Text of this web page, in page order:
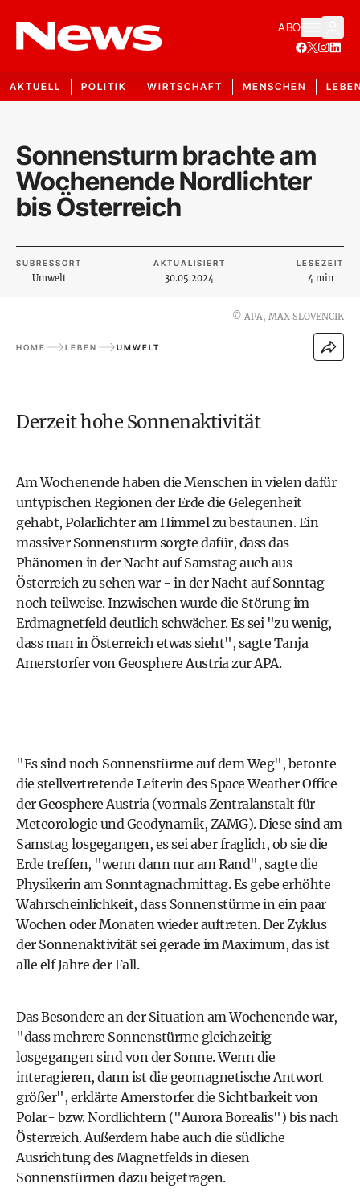
ABO
AKTUELL POLITIK WIRTSCHAFT MENSCHEN
Sonnensturm brachte am
Wochenende Nordlichter
bis Österreich
SUBRESSORT
Umwelt
AKTUALISIERT
30.05.2024
LESEZEIT
4 min
© APA, MAX SLOVENCIK
HOME LEBEN UMWELT
Derzeit hohe Sonnenaktivität
Am Wochenende haben die Menschen in vielen dafür
untypischen Regionen der Erde die Gelegenheit
gehabt, Polarlichter am Himmel zu bestaunen. Ein
massiver Sonnensturm sorgte dafür, dass das
Phänomen in der Nacht auf Samstag auch aus
Österreich zu sehen war - in der Nacht auf Sonntag
noch teilweise. Inzwischen wurde die Störung im
Erdmagnetfeld deutlich schwächer. Es sei "zu wenig,
dass man in Österreich etwas sieht", sagte Tanja
Amerstorfer von Geosphere Austria zur APA.
"Es sind noch Sonnenstürme auf dem Weg", betonte
die stellvertretende Leiterin des Space Weather Office
der Geosphere Austria (vormals Zentralanstalt für
Meteorologie und Geodynamik, ZAMG). Diese sind am
Samstag losgegangen, es sei aber fraglich, ob sie die
Erde treffen, "wenn dann nur am Rand", sagte die
Physikerin am Sonntagnachmittag. Es gebe erhöhte
Wahrscheinlichkeit, dass Sonnenstürme in ein paar
Wochen oder Monaten wieder auftreten. Der Zyklus
der Sonnenaktivität sei gerade im Maximum, das ist
alle elf Jahre der Fall.
Das Besondere an der Situation am Wochenende war,
"dass mehrere Sonnenstürme gleichzeitig
losgegangen sind von der Sonne. Wenn die
interagieren, dann ist die geomagnetische Antwort
größer", erklärte Amerstorfer die Sichtbarkeit von
Polar- bzw. Nordlichtern ("Aurora Borealis") bis nach
Österreich. Außerdem habe auch die südliche
Ausrichtung des Magnetfelds in diesen
Sonnenstürmen dazu beigetragen.